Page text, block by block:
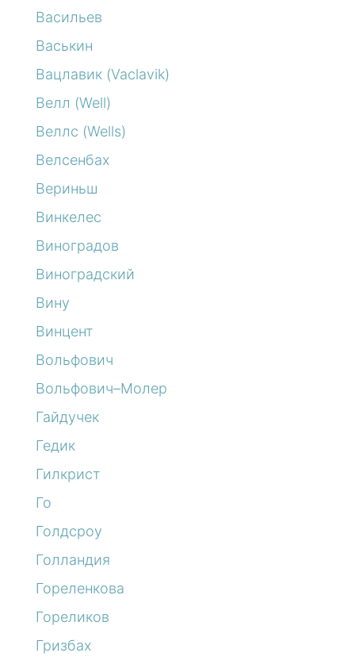
Васильев
Васькин
Вацлавик (Vaclavik)
Велл (Well)
Веллс (Wells)
Велсенбах
Вериньш
Винкелес
Виноградов
Виноградский
Вину
Винцент
Вольфович
Вольфович–Молер
Гайдучек
Гедик
Гилкрист
Го
Голдсроу
Голландия
Гореленкова
Гореликов
Гризбах